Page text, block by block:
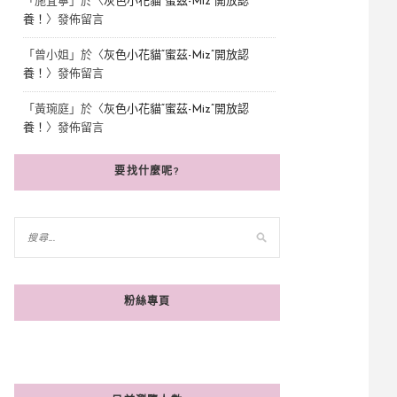
養！ 〉發佈留言
「 曾小姐 」於〈 灰色小花貓“蜜茲-Miz”開放認
養！ 〉發佈留言
「 黃琬庭 」於〈 灰色小花貓“蜜茲-Miz”開放認
養！ 〉發佈留言
要找什麼呢?
粉絲專頁